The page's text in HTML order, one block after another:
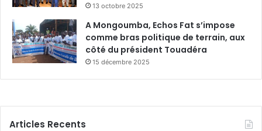
13 octobre 2025
A Mongoumba, Echos Fat s’impose
comme bras politique de terrain, aux
côté du président Touadéra
15 décembre 2025
Articles Recents